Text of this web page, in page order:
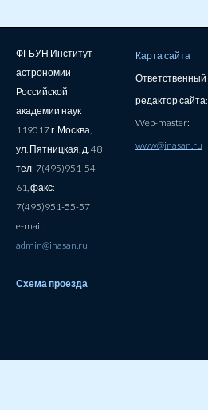
ФГБУН Институт
астрономии
Российской
академии наук
119017 г. Москва,
ул. Пятницкая, д. 48
тел: 7(495)951-54-
61, факс:
7(495)951-55-57
e-mail:
admin@inasan.ru
Схема проезда
Карта сайта
Ответственный
редактор сайта:
Web-master:
www@inasan.ru